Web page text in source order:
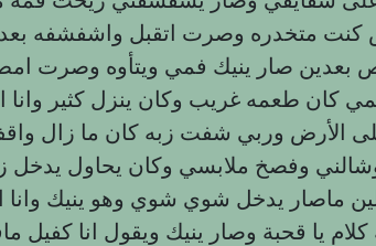
كنت متخدره وصرت اتقبل واشفشفه
صار ينيك فمي ويتأوه وصرت
كان طعمه غريب وكان ينزل كثير وانا
الأرض وربي شفت زبه كان ما زال
وفصخ ملابسي وكان يحاول يدخل
ماصار يدخل شوي شوي وهو ينيك وانا
يا قحبة وصار ينيك ويقول انا كفيل